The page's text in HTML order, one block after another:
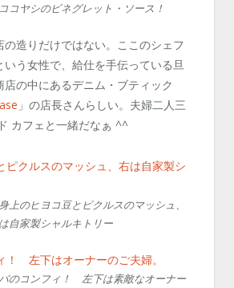
コヤシのビネグレット・ソース！
造りだけではない。ここのシェフ
いう女性で、給仕を手伝っている旦
の中にあるデニム・ブティック
」の店長さんらしい。夫婦二人三
カフェと一緒だなぁ ^^
上のヒヨコ豆とピクルスのマッシュ、
自家製シャルキトリー
のコンフィ！ 左下は素敵なオーナー